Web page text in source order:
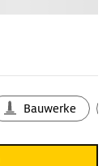
Bauwerke